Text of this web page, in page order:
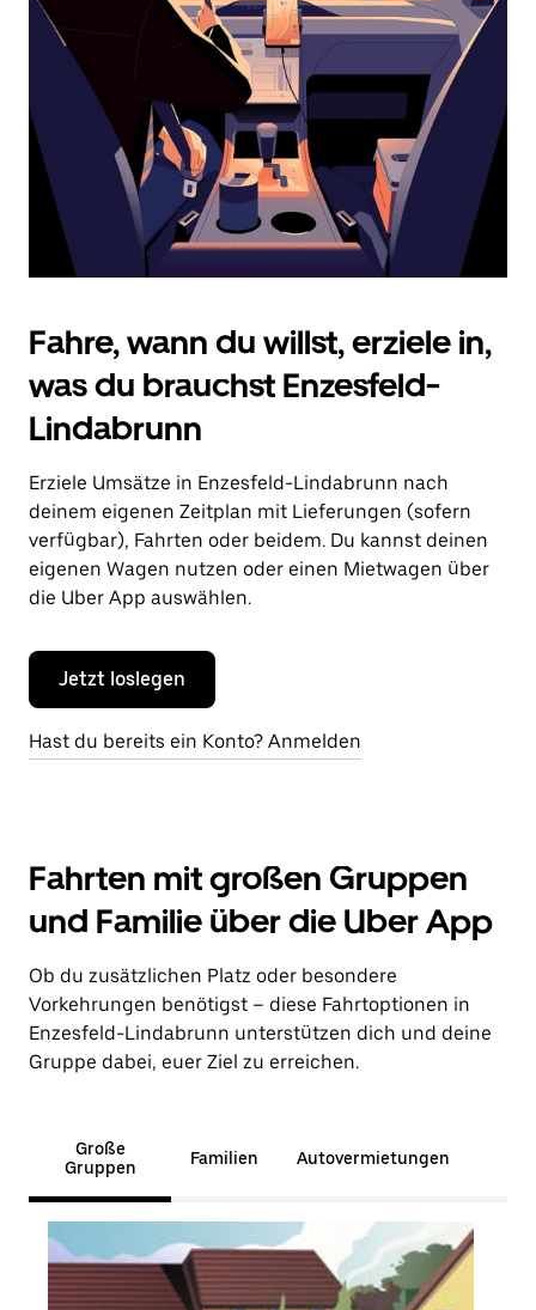
Drücke
die
Escape-
Taste,
den
Kalender
zu
schließen.
Fahre, wann du willst, erziele in,
was du brauchst Enzesfeld-
Lindabrunn
Erziele Umsätze in Enzesfeld-Lindabrunn nach
deinem eigenen Zeitplan mit Lieferungen (sofern
verfügbar), Fahrten oder beidem. Du kannst deinen
eigenen Wagen nutzen oder einen Mietwagen über
die Uber App auswählen.
Jetzt loslegen
Hast du bereits ein Konto? Anmelden
Fahrten mit großen Gruppen
und Familie über die Uber App
Ob du zusätzlichen Platz oder besondere
Vorkehrungen benötigst – diese Fahrtoptionen in
Enzesfeld-Lindabrunn unterstützen dich und deine
Gruppe dabei, euer Ziel zu erreichen.
Große
Gruppen
Familien Autovermietungen